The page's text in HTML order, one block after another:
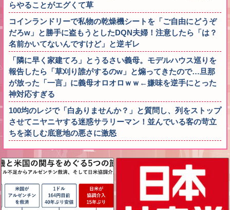
らやることがエグくて草
コインランドリーで私物の乾燥機シートを「ご自由にどうぞ
だろw」と勝手に盗もうとしたDQN夫婦！注意したら「は？
名前かいてないんですけど」と逆ギレ
「隣に早く家建てろ」とうるさい義母。モデルハウス巡りを
報告したら「草刈り誰がするのw」と煽ってきたので…旦那
が放った「一言」に義母オロオロｗｗ←嫌味を逆手にとった
神対応すぎる
100均のレジで「白ありませんか？」と質問し、列をストップ
させてニヤニヤする迷惑サラリーマン！並んでいる客の苛立
ちを楽しむ底意地の悪さに激怒